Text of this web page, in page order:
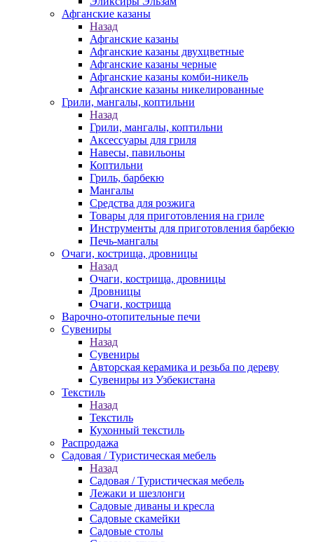
Афганские казаны
Назад
Афганские казаны
Афганские казаны двухцветные
Афганские казаны черные
Афганские казаны комби-никель
Афганские казаны никелированные
Грили, мангалы, коптильни
Назад
Грили, мангалы, коптильни
Аксессуары для гриля
Навесы, павильоны
Коптильни
Гриль, барбекю
Мангалы
Средства для розжига
Товары для приготовления на гриле
Инструменты для приготовления барбекю
Печь-мангалы
Очаги, кострища, дровницы
Назад
Очаги, кострища, дровницы
Дровницы
Очаги, кострища
Варочно-отопительные печи
Сувениры
Назад
Сувениры
Авторская керамика и резьба по дереву
Сувениры из Узбекистана
Текстиль
Назад
Текстиль
Кухонный текстиль
Распродажа
Садовая / Туристическая мебель
Назад
Садовая / Туристическая мебель
Лежаки и шезлонги
Садовые диваны и кресла
Садовые скамейки
Садовые столы